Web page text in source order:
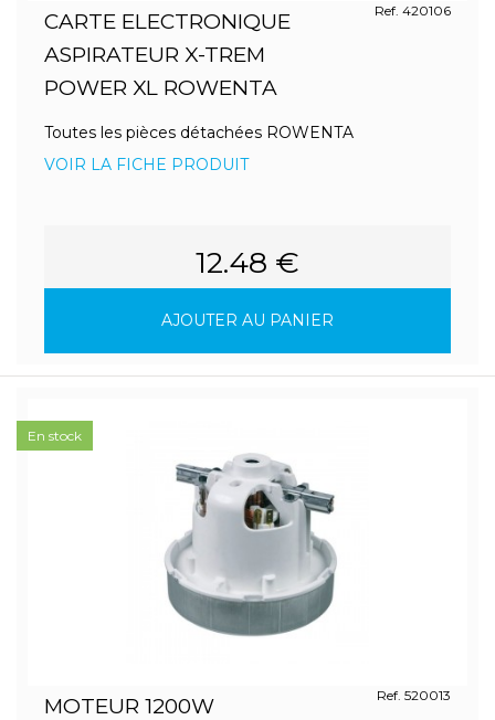
CARTE ELECTRONIQUE
ASPIRATEUR X-TREM
POWER XL ROWENTA
Ref. 420106
Toutes les pièces détachées ROWENTA
VOIR LA FICHE PRODUIT
12.48 €
AJOUTER AU PANIER
MOTEUR 1200W
Ref. 520013
En stock